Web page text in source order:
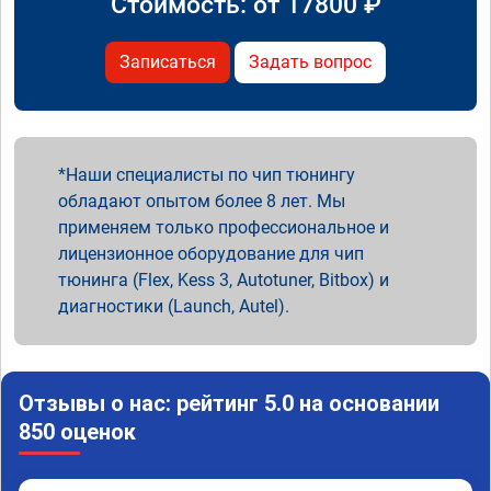
Записаться Задать вопрос
Наши специалисты по чип тюнингу
обладают опытом более 8 лет. Мы
применяем только профессиональное и
лицензионное оборудование для чип
тюнинга (Flex, Kess 3, Autotuner, Bitbox) и
диагностики (Launch, Autel).
Отзывы о нас: рейтинг 5.0 на основании
850 оценок